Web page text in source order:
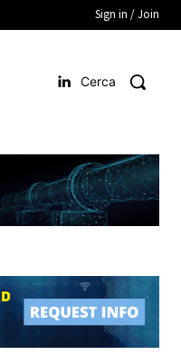
Sign in / Join
Cerca